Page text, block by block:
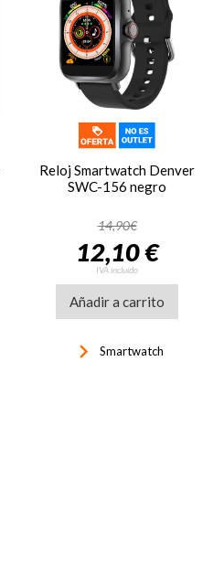
Reloj Smartwatch Denver
SWC-156 negro
14,90€
12,10 €
IVA incluido
Añadir a carrito
keyboard_arrow_right Smartwatch